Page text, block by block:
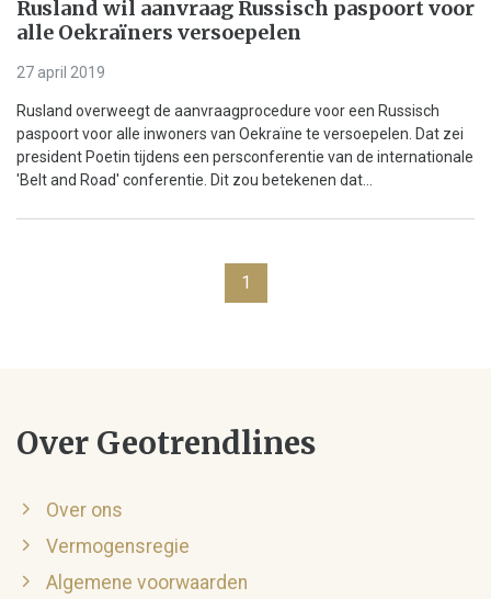
Rusland wil aanvraag Russisch paspoort voor
alle Oekraïners versoepelen
27 april 2019
Rusland overweegt de aanvraagprocedure voor een Russisch
paspoort voor alle inwoners van Oekraïne te versoepelen. Dat zei
president Poetin tijdens een persconferentie van de internationale
'Belt and Road' conferentie. Dit zou betekenen dat...
1
Over Geotrendlines
Over ons
Vermogensregie
Algemene voorwaarden